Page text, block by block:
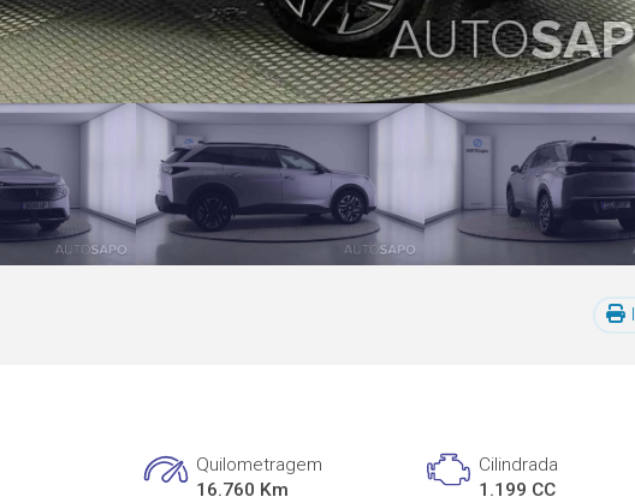
Quilometragem
16.760 Km
Cilindrada
1.199 CC